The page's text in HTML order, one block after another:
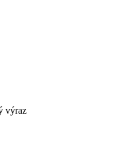
výraz